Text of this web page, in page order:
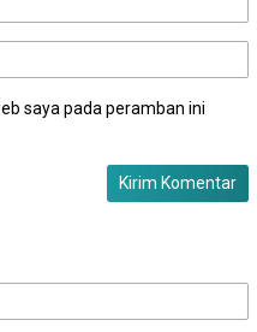
saya pada peramban ini